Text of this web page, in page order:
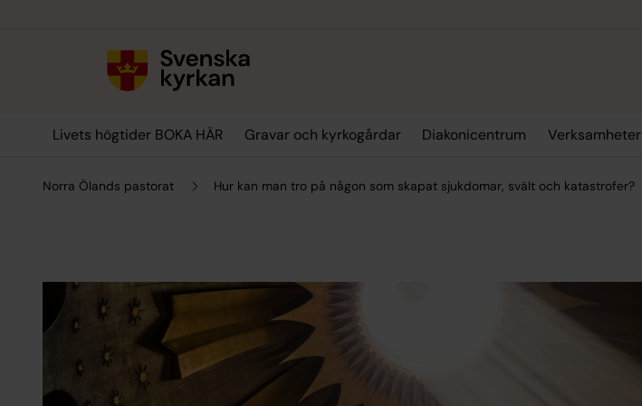
Livets högtider BOKA HÄR Gravar och kyrkogårdar Diakonicentrum Verksamheter
Norra Ölands pastorat Hur kan man tro på någon som skapat sjukdomar, svält och katastrofer?